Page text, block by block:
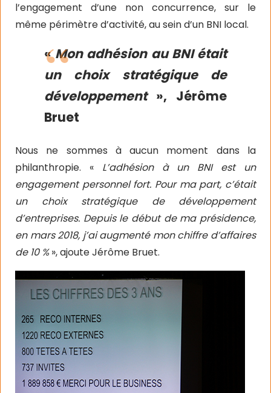
l’engagement d’une non concurrence, sur le
même périmètre d’activité, au sein d’un BNI local.
«Mon adhésion au BNI était
un choix stratégique de
développement», Jérôme
Bruet
Nous ne sommes à aucun moment dans la
philanthropie. « L’adhésion à un BNI est un
engagement personnel fort. Pour ma part, c’était
un choix stratégique de développement
d’entreprises. Depuis le début de ma présidence,
en mars 2018, j’ai augmenté mon chiffre d’affaires
de 10 %», ajoute Jérôme Bruet.